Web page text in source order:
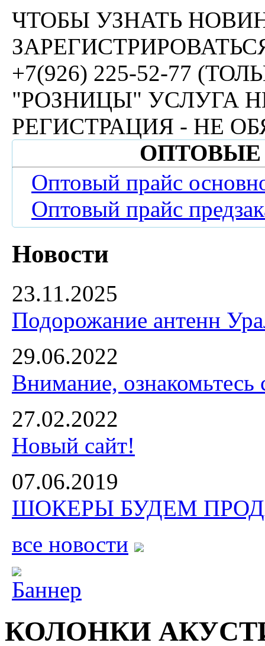
ЧТОБЫ УЗНАТЬ
+7(926) 225-52-77
"РОЗНИЦЫ" УСЛУГА
РЕГИСТРАЦИЯ - НЕ
Оптовый прайс
Оптовый прайс
Новости
23.11.2025
Подорожание антенн
29.06.2022
Внимание,
27.02.2022
Новый сайт!
07.06.2019
ШОКЕРЫ БУДЕМ
все новости
КОЛОНКИ